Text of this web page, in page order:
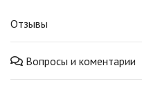
Отзывы
Вопросы и коментарии